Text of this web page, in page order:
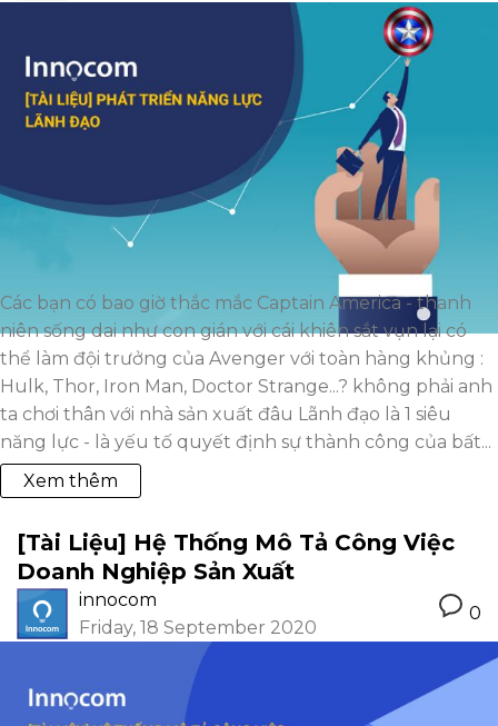
Các bạn có bao giờ thắc mắc Captain America - thanh
niên sống dai như con gián với cái khiên sắt vụn lại có
thể làm đội trưởng của Avenger với toàn hàng khủng :
Hulk, Thor, Iron Man, Doctor Strange...? không phải anh
ta chơi thân với nhà sản xuất đâu Lãnh đạo là 1 siêu
năng lực - là yếu tố quyết định sự thành công của bất...
Xem thêm
[Tài Liệu] Hệ Thống Mô Tả Công Việc
Doanh Nghiệp Sản Xuất
innocom
Friday, 18 September 2020
0